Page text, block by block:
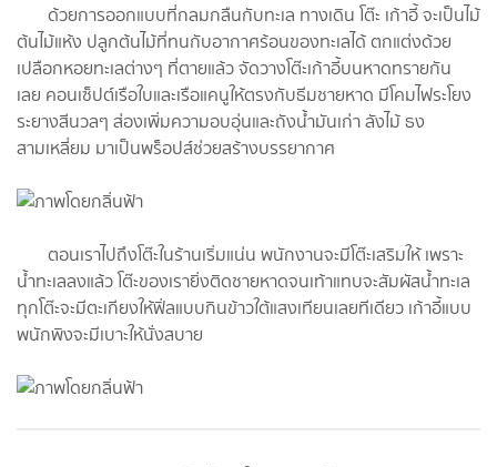
ด้วยการออกแบบที่กลมกลืนกับทะเล ทางเดิน โต๊ะ เก้าอี้ จะเป็นไม้
ต้นไม้แห้ง ปลูกต้นไม้ที่ทนกับอากาศร้อนของทะเลได้ ตกแต่งด้วย
เปลือกหอยทะเลต่างๆ ที่ตายแล้ว จัดวางโต๊ะเก้าอี้บนหาดทรายกัน
เลย คอนเซ็ปต์เรือใบและเรือแคนูให้ตรงกับธีมชายหาด มีโคมไฟระโยง
ระยางสีนวลๆ ส่องเพิ่มความอบอุ่นและถังน้ำมันเก่า ลังไม้ ธง
สามเหลี่ยม มาเป็นพร็อปส์ช่วยสร้างบรรยากาศ
ตอนเราไปถึงโต๊ะในร้านเริ่มแน่น พนักงานจะมีโต๊ะเสริมให้ เพราะ
น้ำทะเลลงแล้ว โต๊ะของเรายิ่งติดชายหาดจนเท้าแทบจะสัมผัสน้ำทะเล
ทุกโต๊ะจะมีตะเกียงให้ฟิ่ลแบบกินข้าวใต้แสงเทียนเลยทีเดียว เก้าอี้แบบ
พนักพิงจะมีเบาะให้นั่งสบาย